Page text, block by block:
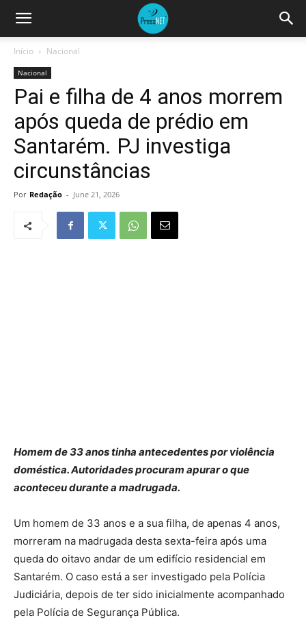
Início Nacional
Nacional
Pai e filha de 4 anos morrem
após queda de prédio em
Santarém. PJ investiga
circunstâncias
Por Redação - June 21, 2026
Homem de 33 anos tinha antecedentes por violência
doméstica. Autoridades procuram apurar o que
aconteceu durante a madrugada.
Um homem de 33 anos e a sua filha, de apenas 4 anos,
morreram na madrugada desta sexta-feira após uma
queda do oitavo andar de um edifício residencial em
Santarém. O caso está a ser investigado pela Polícia
Judiciária, depois de ter sido inicialmente acompanhado
pela Polícia de Segurança Pública.